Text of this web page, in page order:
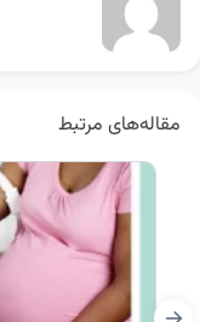
مقاله‌های مرتبط